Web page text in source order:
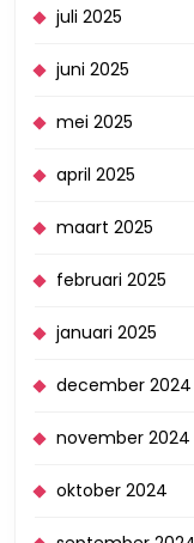
juli 2025
juni 2025
mei 2025
april 2025
maart 2025
februari 2025
januari 2025
december 2024
november 2024
oktober 2024